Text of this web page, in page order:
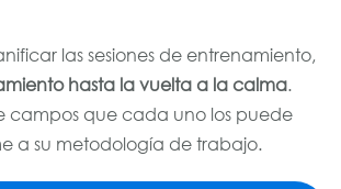
las sesiones de entrenamiento,
hasta la vuelta a la calma.
campos que cada uno los puede
a su metodología de trabajo.